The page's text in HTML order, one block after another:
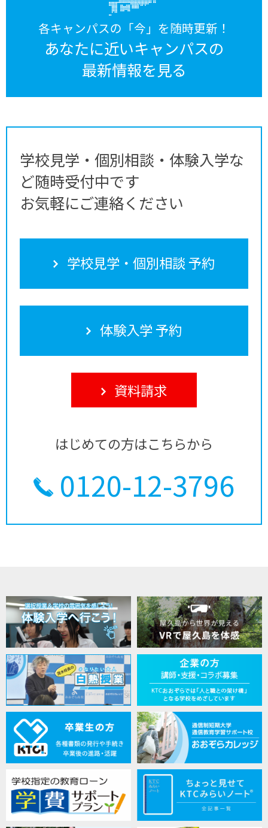
各キャンパスの「今」を随時更新！
あなたに近いキャンパスの
最新情報を見る
学校見学・個別相談・体験入学な
ど随時受付中です
お気軽にご連絡ください
学校見学・個別相談 予約
体験入学 予約
資料請求
はじめての方はこちらから
0120-12-3796